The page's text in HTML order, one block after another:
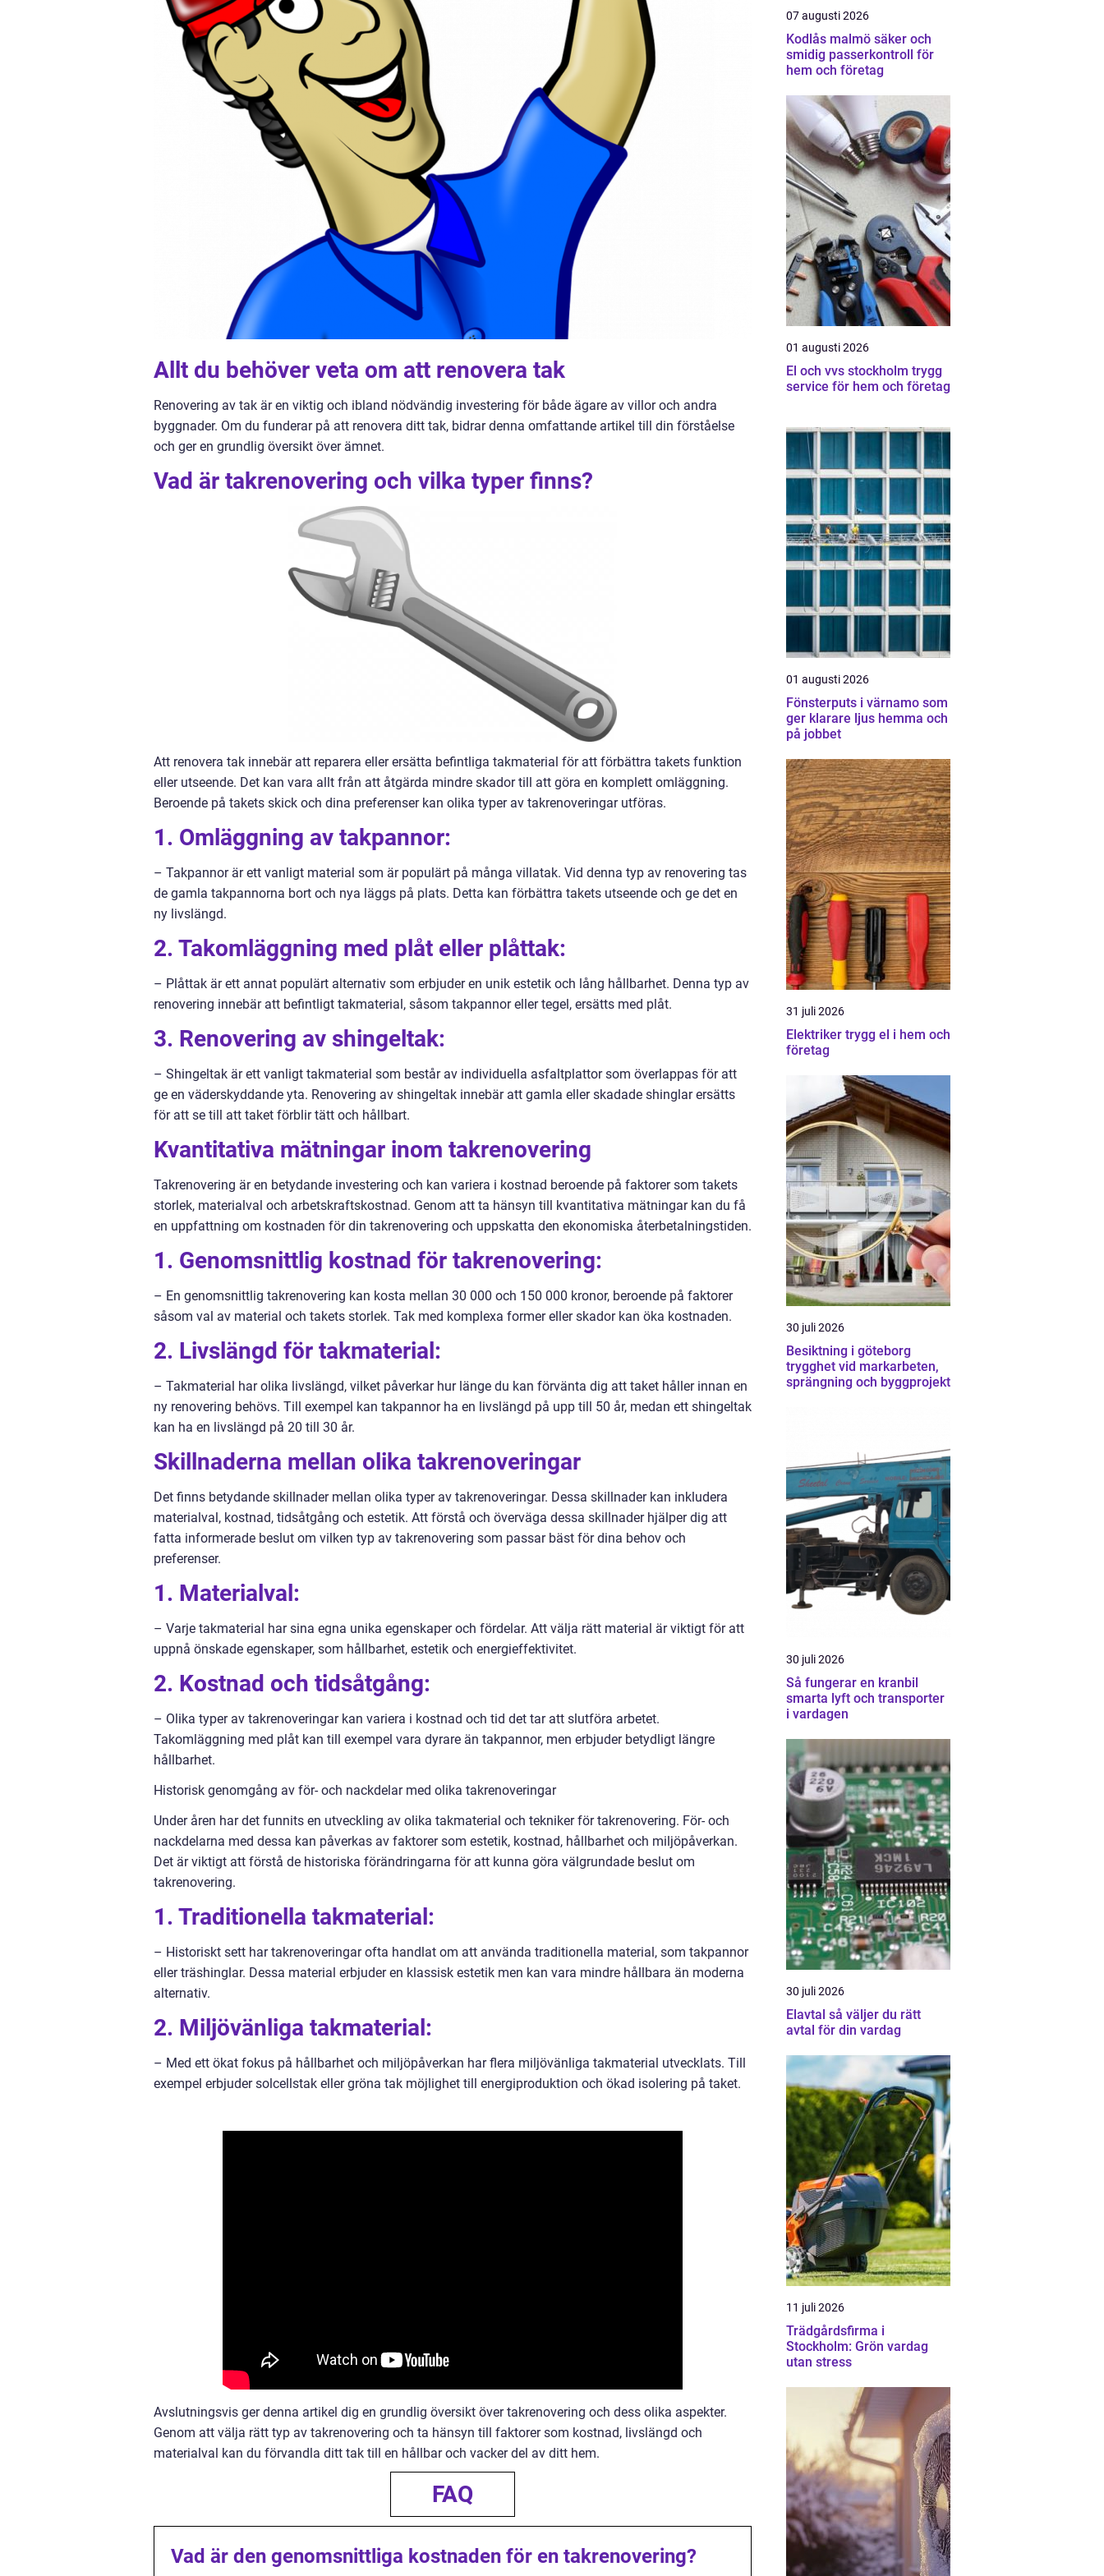
Allt du behöver veta om att renovera tak
Renovering av tak är en viktig och ibland nödvändig investering för både ägare av villor och andra
byggnader. Om du funderar på att renovera ditt tak, bidrar denna omfattande artikel till din förståelse
och ger en grundlig översikt över ämnet.
Vad är takrenovering och vilka typer finns?
Att renovera tak innebär att reparera eller ersätta befintliga takmaterial för att förbättra takets funktion
eller utseende. Det kan vara allt från att åtgärda mindre skador till att göra en komplett omläggning.
Beroende på takets skick och dina preferenser kan olika typer av takrenoveringar utföras.
1. Omläggning av takpannor:
– Takpannor är ett vanligt material som är populärt på många villatak. Vid denna typ av renovering tas
de gamla takpannorna bort och nya läggs på plats. Detta kan förbättra takets utseende och ge det en
ny livslängd.
2. Takomläggning med plåt eller plåttak:
– Plåttak är ett annat populärt alternativ som erbjuder en unik estetik och lång hållbarhet. Denna typ av
renovering innebär att befintligt takmaterial, såsom takpannor eller tegel, ersätts med plåt.
3. Renovering av shingeltak:
– Shingeltak är ett vanligt takmaterial som består av individuella asfaltplattor som överlappas för att
ge en väderskyddande yta. Renovering av shingeltak innebär att gamla eller skadade shinglar ersätts
för att se till att taket förblir tätt och hållbart.
Kvantitativa mätningar inom takrenovering
Takrenovering är en betydande investering och kan variera i kostnad beroende på faktorer som takets
storlek, materialval och arbetskraftskostnad. Genom att ta hänsyn till kvantitativa mätningar kan du få
en uppfattning om kostnaden för din takrenovering och uppskatta den ekonomiska återbetalningstiden.
1. Genomsnittlig kostnad för takrenovering:
– En genomsnittlig takrenovering kan kosta mellan 30 000 och 150 000 kronor, beroende på faktorer
såsom val av material och takets storlek. Tak med komplexa former eller skador kan öka kostnaden.
2. Livslängd för takmaterial:
– Takmaterial har olika livslängd, vilket påverkar hur länge du kan förvänta dig att taket håller innan en
ny renovering behövs. Till exempel kan takpannor ha en livslängd på upp till 50 år, medan ett shingeltak
kan ha en livslängd på 20 till 30 år.
Skillnaderna mellan olika takrenoveringar
Det finns betydande skillnader mellan olika typer av takrenoveringar. Dessa skillnader kan inkludera
materialval, kostnad, tidsåtgång och estetik. Att förstå och överväga dessa skillnader hjälper dig att
fatta informerade beslut om vilken typ av takrenovering som passar bäst för dina behov och
preferenser.
1. Materialval:
– Varje takmaterial har sina egna unika egenskaper och fördelar. Att välja rätt material är viktigt för att
uppnå önskade egenskaper, som hållbarhet, estetik och energieffektivitet.
2. Kostnad och tidsåtgång:
– Olika typer av takrenoveringar kan variera i kostnad och tid det tar att slutföra arbetet.
Takomläggning med plåt kan till exempel vara dyrare än takpannor, men erbjuder betydligt längre
hållbarhet.
Historisk genomgång av för- och nackdelar med olika takrenoveringar
Under åren har det funnits en utveckling av olika takmaterial och tekniker för takrenovering. För- och
nackdelarna med dessa kan påverkas av faktorer som estetik, kostnad, hållbarhet och miljöpåverkan.
Det är viktigt att förstå de historiska förändringarna för att kunna göra välgrundade beslut om
takrenovering.
1. Traditionella takmaterial:
– Historiskt sett har takrenoveringar ofta handlat om att använda traditionella material, som takpannor
eller träshinglar. Dessa material erbjuder en klassisk estetik men kan vara mindre hållbara än moderna
alternativ.
2. Miljövänliga takmaterial:
– Med ett ökat fokus på hållbarhet och miljöpåverkan har flera miljövänliga takmaterial utvecklats. Till
exempel erbjuder solcellstak eller gröna tak möjlighet till energiproduktion och ökad isolering på taket.
Avslutningsvis ger denna artikel dig en grundlig översikt över takrenovering och dess olika aspekter.
Genom att välja rätt typ av takrenovering och ta hänsyn till faktorer som kostnad, livslängd och
materialval kan du förvandla ditt tak till en hållbar och vacker del av ditt hem.
FAQ
Vad är den genomsnittliga kostnaden för en takrenovering?
07 augusti 2026
Kodlås malmö säker och
smidig passerkontroll för
hem och företag
01 augusti 2026
El och vvs stockholm trygg
service för hem och företag
01 augusti 2026
Fönsterputs i värnamo som
ger klarare ljus hemma och
på jobbet
31 juli 2026
Elektriker trygg el i hem och
företag
30 juli 2026
Besiktning i göteborg
trygghet vid markarbeten,
sprängning och byggprojekt
30 juli 2026
Så fungerar en kranbil
smarta lyft och transporter
i vardagen
30 juli 2026
Elavtal så väljer du rätt
avtal för din vardag
11 juli 2026
Trädgårdsfirma i
Stockholm: Grön vardag
utan stress